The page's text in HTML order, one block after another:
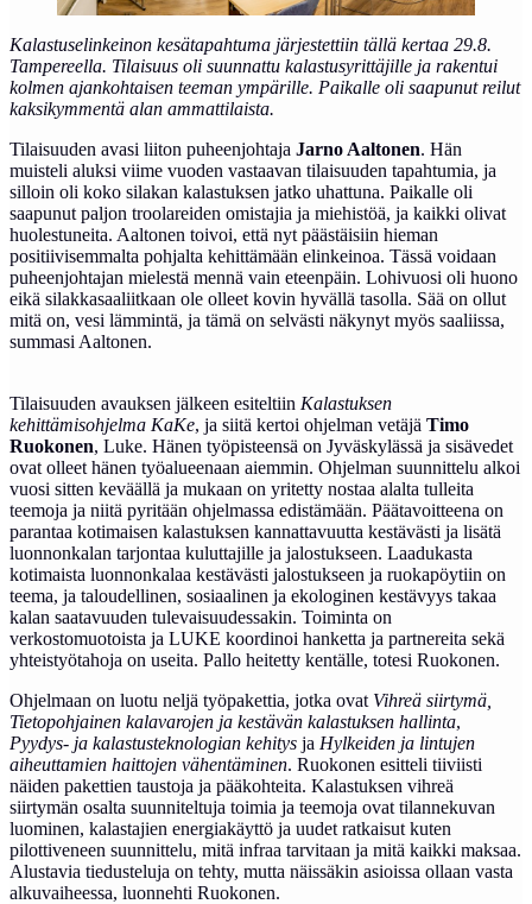
Kalastuselinkeinon kesätapahtuma järjestettiin tällä kertaa 29.8.
Tampereella. Tilaisuus oli suunnattu kalastusyrittäjille ja rakentui
kolmen ajankohtaisen teeman ympärille. Paikalle oli saapunut reilut
kaksikymmentä alan ammattilaista.
Tilaisuuden avasi liiton puheenjohtaja Jarno Aaltonen. Hän
muisteli aluksi viime vuoden vastaavan tilaisuuden tapahtumia, ja
silloin oli koko silakan kalastuksen jatko uhattuna. Paikalle oli
saapunut paljon troolareiden omistajia ja miehistöä, ja kaikki olivat
huolestuneita. Aaltonen toivoi, että nyt päästäisiin hieman
positiivisemmalta pohjalta kehittämään elinkeinoa. Tässä voidaan
puheenjohtajan mielestä mennä vain eteenpäin. Lohivuosi oli huono
eikä silakkasaaliitkaan ole olleet kovin hyvällä tasolla. Sää on ollut
mitä on, vesi lämmintä, ja tämä on selvästi näkynyt myös saaliissa,
summasi Aaltonen.
Tilaisuuden avauksen jälkeen esiteltiin Kalastuksen
kehittämisohjelma KaKe, ja siitä kertoi ohjelman vetäjä Timo
Ruokonen, Luke. Hänen työpisteensä on Jyväskylässä ja sisävedet
ovat olleet hänen työalueenaan aiemmin. Ohjelman suunnittelu alkoi
vuosi sitten keväällä ja mukaan on yritetty nostaa alalta tulleita
teemoja ja niitä pyritään ohjelmassa edistämään. Päätavoitteena on
parantaa kotimaisen kalastuksen kannattavuutta kestävästi ja lisätä
luonnonkalan tarjontaa kuluttajille ja jalostukseen. Laadukasta
kotimaista luonnonkalaa kestävästi jalostukseen ja ruokapöytiin on
teema, ja taloudellinen, sosiaalinen ja ekologinen kestävyys takaa
kalan saatavuuden tulevaisuudessakin. Toiminta on
verkostomuotoista ja LUKE koordinoi hanketta ja partnereita sekä
yhteistyötahoja on useita. Pallo heitetty kentälle, totesi Ruokonen.
Ohjelmaan on luotu neljä työpakettia, jotka ovat Vihreä siirtymä,
Tietopohjainen kalavarojen ja kestävän kalastuksen hallinta,
Pyydys- ja kalastusteknologian kehitys ja Hylkeiden ja lintujen
aiheuttamien haittojen vähentäminen. Ruokonen esitteli tiiviisti
näiden pakettien taustoja ja pääkohteita. Kalastuksen vihreä
siirtymän osalta suunniteltuja toimia ja teemoja ovat tilannekuvan
luominen, kalastajien energiakäyttö ja uudet ratkaisut kuten
pilottiveneen suunnittelu, mitä infraa tarvitaan ja mitä kaikki maksaa.
Alustavia tiedusteluja on tehty, mutta näissäkin asioissa ollaan vasta
alkuvaiheessa, luonnehti Ruokonen.